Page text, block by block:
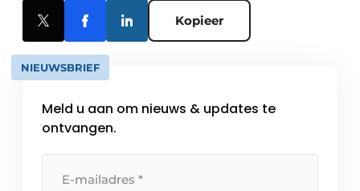
Kopieer
NIEUWSBRIEF
Meld u aan om nieuws & updates te
ontvangen.